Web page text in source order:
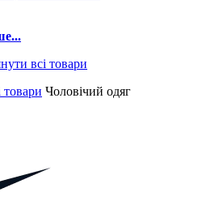
товари Чоловічий одяг